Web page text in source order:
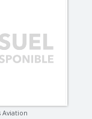
Aviation